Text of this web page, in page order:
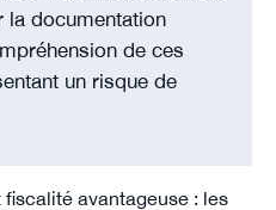
la documentation
de ces
un risque de
avantageuse : les